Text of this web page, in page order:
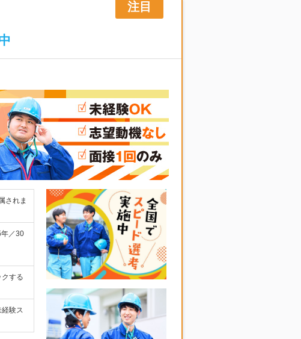
されま
／30
する
験ス